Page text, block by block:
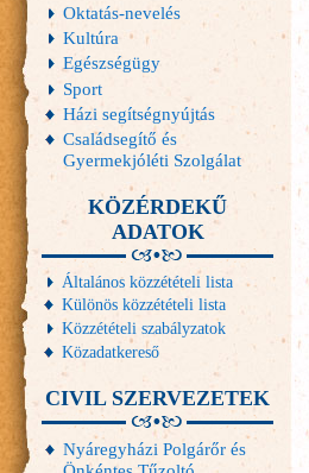
Oktatás-nevelés
Kultúra
Egészségügy
Sport
Házi segítségnyújtás
Családsegítő és
Gyermekjóléti Szolgálat
KÖZÉRDEKŰ
ADATOK
Általános közzétételi lista
Különös közzétételi lista
Közzétételi szabályzatok
Közadatkereső
CIVIL SZERVEZETEK
Nyáregyházi Polgárőr és